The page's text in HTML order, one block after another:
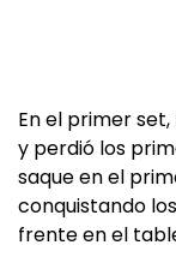
En el primer
y perdió los
saque en el
conquistando
frente en el